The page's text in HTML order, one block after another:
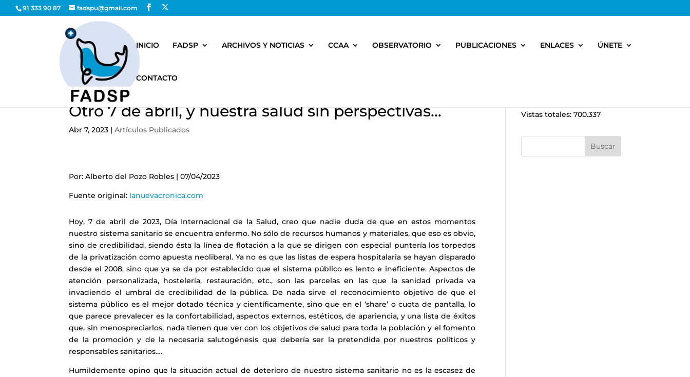
91 333 90 87 fadspu@gmail.com
INICIO FADSP ARCHIVOS Y NOTICIAS CCAA OBSERVATORIO PUBLICACIONES ENLACES ÚNETE
CONTACTO
Otro 7 de abril, y nuestra salud sin perspectivas…
Abr 7, 2023 |Artículos Publicados
Por: Alberto del Pozo Robles | 07/04/2023
Fuente original: lanuevacronica.com
Hoy, 7 de abril de 2023, Día Internacional de la Salud, creo que nadie duda de que en estos momentos
nuestro sistema sanitario se encuentra enfermo. No sólo de recursos humanos y materiales, que eso es obvio,
sino de credibilidad, siendo ésta la línea de flotación a la que se dirigen con especial puntería los torpedos
de la privatización como apuesta neoliberal. Ya no es que las listas de espera hospitalaria se hayan disparado
desde el 2008, sino que ya se da por establecido que el sistema público es lento e ineficiente. Aspectos de
atención personalizada, hostelería, restauración, etc., son las parcelas en las que la sanidad privada va
invadiendo el umbral de credibilidad de la pública. De nada sirve el reconocimiento objetivo de que el
sistema público es el mejor dotado técnica y científicamente, sino que en el ‘share’ o cuota de pantalla, lo
que parece prevalecer es la confortabilidad, aspectos externos, estéticos, de apariencia, y una lista de éxitos
que, sin menospreciarlos, nada tienen que ver con los objetivos de salud para toda la población y el fomento
de la promoción y de la necesaria salutogénesis que debería ser la pretendida por nuestros políticos y
responsables sanitarios….
Humildemente opino que la situación actual de deterioro de nuestro sistema sanitario no es la escasez de
Vistas totales:700.337